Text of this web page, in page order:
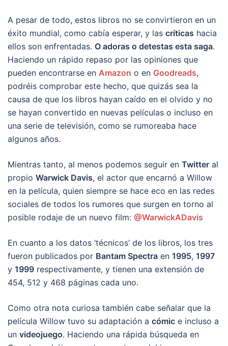
A pesar de todo, estos libros no se convirtieron en un
éxito mundial, como cabía esperar, y las críticas hacia
ellos son enfrentadas. O adoras o detestas esta saga.
Haciendo un rápido repaso por las opiniones que
pueden encontrarse en Amazon o en Goodreads,
podréis comprobar este hecho, que quizás sea la
causa de que los libros hayan caído en el olvido y no
se hayan convertido en nuevas películas o incluso en
una serie de televisión, como se rumoreaba hace
algunos años.
Mientras tanto, al menos podemos seguir en Twitter al
propio Warwick Davis, el actor que encarnó a Willow
en la película, quien siempre se hace eco en las redes
sociales de todos los rumores que surgen en torno al
posible rodaje de un nuevo film: @WarwickADavis
En cuanto a los datos ‘técnicos’ de los libros, los tres
fueron publicados por Bantam Spectra en 1995, 1997
y 1999 respectivamente, y tienen una extensión de
454, 512 y 468 páginas cada uno.
Como otra nota curiosa también cabe señalar que la
película Willow tuvo su adaptación a cómic e incluso a
un videojuego. Haciendo una rápida búsqueda en